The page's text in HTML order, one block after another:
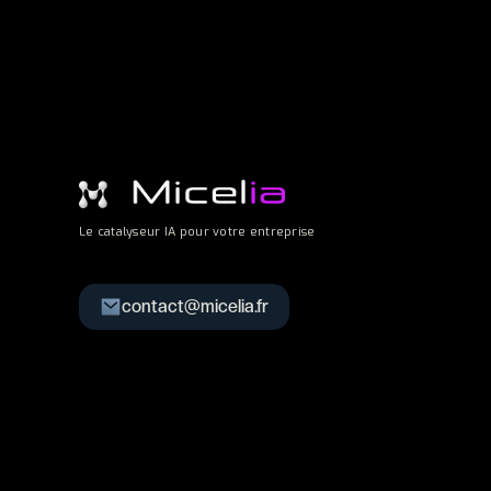
Le catalyseur IA pour votre entreprise
contact@micelia.fr